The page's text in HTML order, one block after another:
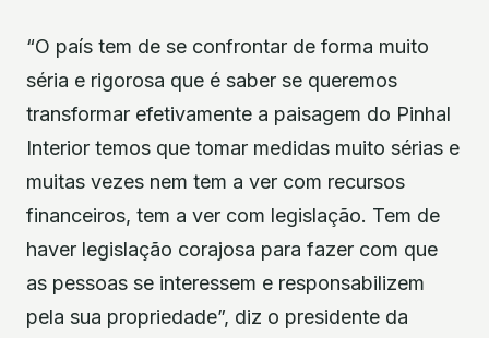
“O país tem de se confrontar de forma muito
séria e rigorosa que é saber se queremos
transformar efetivamente a paisagem do Pinhal
Interior temos que tomar medidas muito sérias e
muitas vezes nem tem a ver com recursos
financeiros, tem a ver com legislação. Tem de
haver legislação corajosa para fazer com que
as pessoas se interessem e responsabilizem
pela sua propriedade”, diz o presidente da